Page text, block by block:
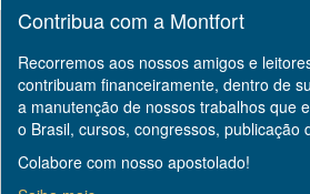
Contribua com a Montfort
Recorremos aos nossos amigos e
contribuam financeiramente, dentro de
a manutenção de nossos trabalhos que
o Brasil, cursos, congressos, publicação
Colabore com nosso apostolado!